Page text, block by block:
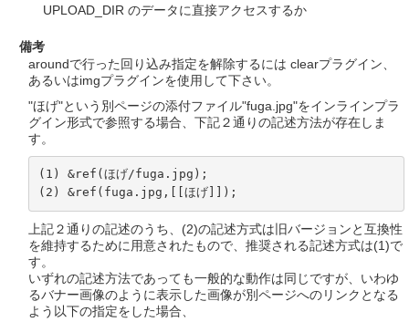
UPLOAD_DIR のデータに直接アクセスするか
備考
aroundで行った回り込み指定を解除するには clearプラグイン、
あるいはimgプラグインを使用して下さい。
"ほげ"という別ページの添付ファイル"fuga.jpg"をインラインプラ
グイン形式で参照する場合、下記２通りの記述方法が存在しま
す。
(1) &ref(ほげ/fuga.jpg);
(2) &ref(fuga.jpg,[[ほげ]]);
上記２通りの記述のうち、(2)の記述方式は旧バージョンと互換性
を維持するために用意されたもので、推奨される記述方式は(1)で
す。
いずれの記述方法であっても一般的な動作は同じですが、いわゆ
るバナー画像のように表示した画像が別ページへのリンクとなる
よう以下の指定をした場合、